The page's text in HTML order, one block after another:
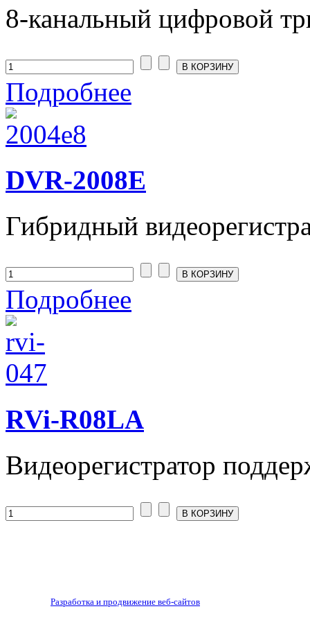
8-канальный цифровой
Подробнее
DVR-2008E
Гибридный
Подробнее
RVi-R08LA
Видеорегистратор
Разработка и продвижение веб-сайтов